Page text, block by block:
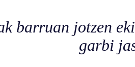
barruan jotzen
garbi